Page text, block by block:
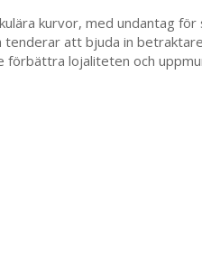
kurvor, med undantag för
tenderar att bjuda in
förbättra lojaliteten och